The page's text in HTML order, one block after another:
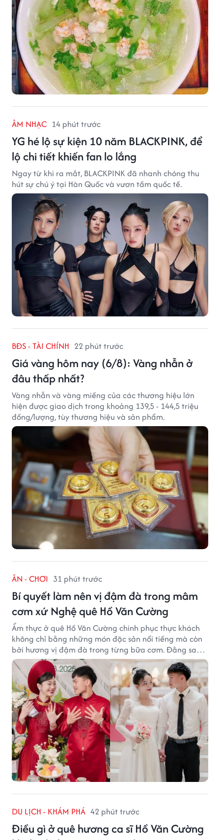
ÂM NHẠC 14 phút trước
YG hé lộ sự kiện 10 năm BLACKPINK, để
lộ chi tiết khiến fan lo lắng
Ngay từ khi ra mắt, BLACKPINK đã nhanh chóng thu
hút sự chú ý tại Hàn Quốc và vươn tầm quốc tế.
BĐS - TÀI CHÍNH 22 phút trước
Giá vàng hôm nay (6/8): Vàng nhẫn ở
đâu thấp nhất?
Vàng nhẫn và vàng miếng của các thương hiệu lớn
hiện được giao dịch trong khoảng 139,5 - 144,5 triệu
đồng/lượng, tùy thương hiệu và sản phẩm.
ĂN - CHƠI 31 phút trước
Bí quyết làm nên vị đậm đà trong mâm
cơm xứ Nghệ quê Hồ Văn Cường
Ẩm thực ở quê Hồ Văn Cường chinh phục thực khách
không chỉ bằng những món đặc sản nổi tiếng mà còn
bởi hương vị đậm đà trong từng bữa cơm. Đằng sau
nét giản dị ấy là những bí quyết được người dân gìn
giữ qua nhiều thế hệ.
DU LỊCH - KHÁM PHÁ 42 phút trước
Điều gì ở quê hương ca sĩ Hồ Văn Cường